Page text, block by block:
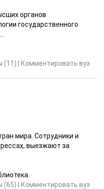
органов
государственного
(11)
Комментировать вуз
мира. Сотрудники и
выезжают за
(65)
Комментировать вуз